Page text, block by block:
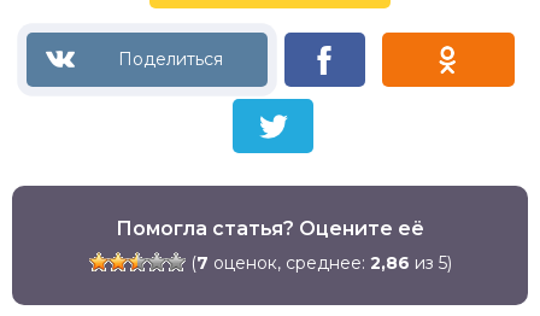
Помогла статья? Оцените её
(7 оценок, среднее: 2,86 из 5)